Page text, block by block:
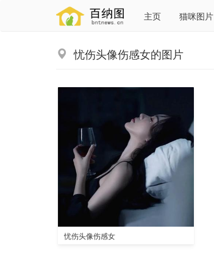
主页 猫咪图片
忧伤头像伤感女的图片
忧伤头像伤感女